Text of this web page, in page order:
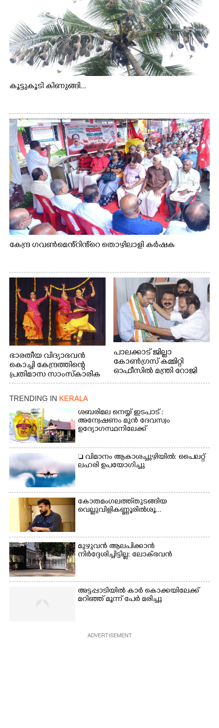
കൂട്ടുകൂടി കിണുങ്ങി...
കേന്ദ്ര ഗവൺമെൻ്റിൻ്റെ തൊഴിലാളി കർഷക
ഭാരതീയ വിദ്യാഭവൻ
കൊച്ചി കേന്ദ്രത്തിന്റെ
പ്രതിമാസ സാംസ്കാരിക
പരിപാടിയുടെ ഭാഗമായി
ടി.ഡി റോഡിലെ ഭാരതീയ
വിദ്യാഭവൻ സർദാർ
പട്ടേൽ സഭാഗൃഹത്തിൽ
എം. അക്ഷതയുടെ
നേതൃത്വത്തിൽ
അവതരിപ്പിച്ച ലയ നമൻ
കഥക് നൃത്തത്തിൽ നിന്ന്
പാലക്കാട് ജില്ലാ
കോൺഗ്രസ് കമ്മിറ്റി
ഓഫീസിൽ മന്ത്രി റോജി
എം ജോണിന്
TRENDING IN KERALA
ശബരിമല നെയ്യ് ഇടപാട് :
അന്വേഷണം മുൻ ദേവസ്വം
ഉദ്യോഗസ്ഥനിലേക്ക്
 വിമാനം ആകാശച്ചുഴിയിൽ: പൈലറ്റ്
ലഹരി ഉപയോഗിച്ചു
കോതമംഗലത്ത് തുടങ്ങിയ
വെല്ലുവിളി കണ്ണൂരിൽ ശൂ...
മുഴുവൻ ആലപിക്കാൻ
നിർദ്ദേശിച്ചിട്ടില്ല: ലോക്ഭവൻ
അട്ടപ്പാടിയിൽ കാർ കൊക്കയിലേക്ക്
മറിഞ്ഞ് മൂന്ന് പേർ മരിച്ചു
ADVERTISEMENT